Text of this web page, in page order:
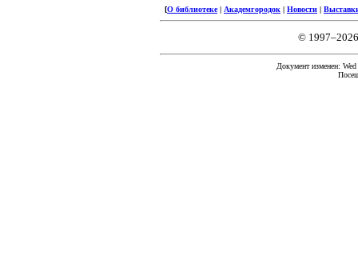
[О библиотеке| Академгородок | Новости |
©
Документ изменен: